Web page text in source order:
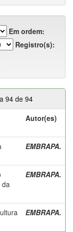
Em ordem:
Registro(s):
94 de 94
Autor(es)
EMBRAPA.
EMBRAPA.
EMBRAPA.